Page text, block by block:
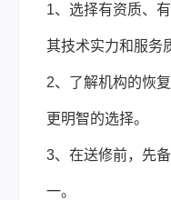
1、选择有资质、
其技术实力和服务
2、了解机构的恢
更明智的选择。
3、在送修前，先
一。